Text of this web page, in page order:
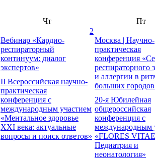
Чт Пт
2
Вебинар «Кардио-
респираторный
континуум: диалог
экспертов»
II Всероссийская научно-
практическая
конференция с
международным участием
«Ментальное здоровье
XXI века: актуальные
вопросы и поиск ответов»
Москва | Научно-
практическая
конференция
респираторного
и аллергии в
больших
20-я Юбилейная
общероссийская
конференция с
международным
«FLORES
Педиатрия и
неонатология»